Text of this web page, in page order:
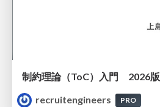
制約理論（ToC）入門 2026版
recruitengineers
PRO